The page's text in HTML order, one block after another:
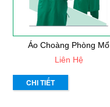
Áo Choàng Phòng Mổ
Liên Hệ
CHI TIẾT